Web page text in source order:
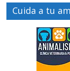
Cuida a tu